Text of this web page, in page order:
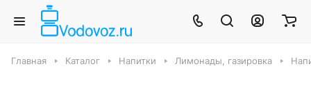
Главная Каталог Напитки Лимонады, газировка